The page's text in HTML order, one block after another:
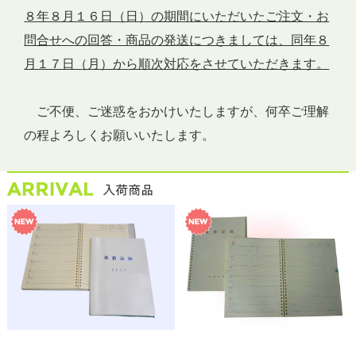
８年８月１６日（日）の期間にいただいたご注文・お
問合せへの回答・商品の発送につきましては、同年８
月１７日（月）から順次対応をさせていただきます。
ご不便、ご迷惑をおかけいたしますが、何卒ご理解
の程よろしくお願いいたします。
入荷商品 ☆